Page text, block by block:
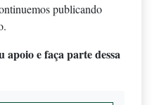
publicando
apoio e faça parte dessa